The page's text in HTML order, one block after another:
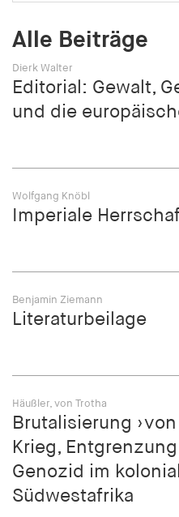
Alle Beiträge
Dierk Walter
Editorial: Gewalt,
und die
Wolfgang Knöbl
Imperiale
Benjamin Ziemann
Literaturbeilage
Häußler, von Trotha
Brutalisierung
Krieg,
Genozid im
Südwestafrika
Sitzung
fonts_loaded
Name:
Anbieter:
Cookie Laufzeit: